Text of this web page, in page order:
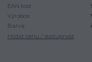
EAN kód:
Výrobce:
Barva:
Hlídat cenu / dostupnost